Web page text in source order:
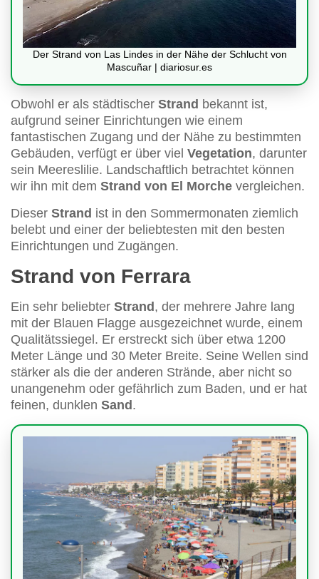
Der Strand von Las Lindes in der Nähe der Schlucht von
Mascuñar | diariosur.es
Obwohl er als städtischer Strand bekannt ist,
aufgrund seiner Einrichtungen wie einem
fantastischen Zugang und der Nähe zu bestimmten
Gebäuden, verfügt er über viel Vegetation, darunter
sein Meereslilie. Landschaftlich betrachtet können
wir ihn mit dem Strand von El Morche vergleichen.
Dieser Strand ist in den Sommermonaten ziemlich
belebt und einer der beliebtesten mit den besten
Einrichtungen und Zugängen.
Strand von Ferrara
Ein sehr beliebter Strand , der mehrere Jahre lang
mit der Blauen Flagge ausgezeichnet wurde, einem
Qualitätssiegel. Er erstreckt sich über etwa 1200
Meter Länge und 30 Meter Breite. Seine Wellen sind
stärker als die der anderen Strände, aber nicht so
unangenehm oder gefährlich zum Baden, und er hat
feinen, dunklen Sand .